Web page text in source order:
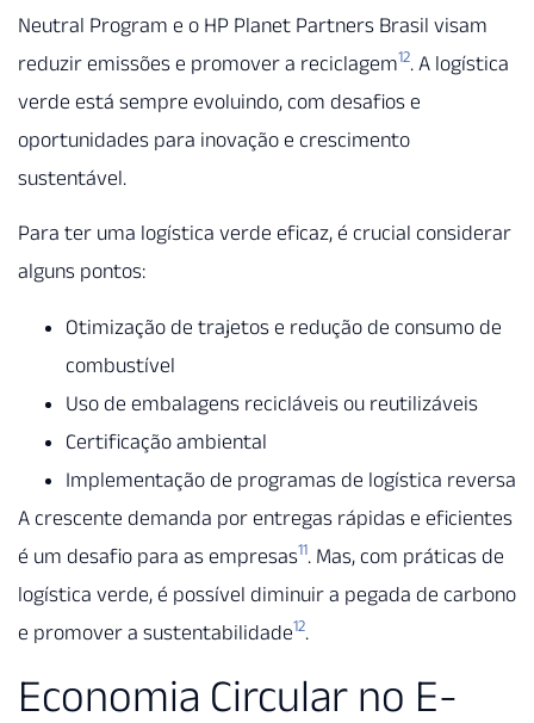
Neutral Program e o HP Planet Partners Brasil visam
reduzir emissões e promover a reciclagem12. A logística
verde está sempre evoluindo, com desafios e
oportunidades para inovação e crescimento
sustentável.
Para ter uma logística verde eficaz, é crucial considerar
alguns pontos:
Otimização de trajetos e redução de consumo de
combustível
Uso de embalagens recicláveis ou reutilizáveis
Certificação ambiental
Implementação de programas de logística reversa
A crescente demanda por entregas rápidas e eficientes
é um desafio para as empresas11. Mas, com práticas de
logística verde, é possível diminuir a pegada de carbono
e promover a sustentabilidade12.
Economia Circular no E-